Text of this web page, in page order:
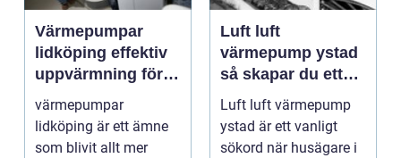
Värmepumpar
lidköping effektiv
uppvärmning för
hus och
fastigheter
värmepumpar
lidköping är ett ämne
som blivit allt mer
Luft luft
värmepump ystad
så skapar du ett
behagligt
inomhusklimat
Året om
Luft luft värmepump
ystad är ett vanligt
sökord när husägare i